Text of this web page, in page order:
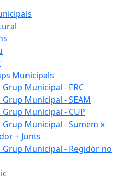
Municipals
Municipal - ERC
Municipal - SEAM
Municipal - CUP
Grup Municipal - Sumem x
+ Junts
Grup Municipal - Regidor no